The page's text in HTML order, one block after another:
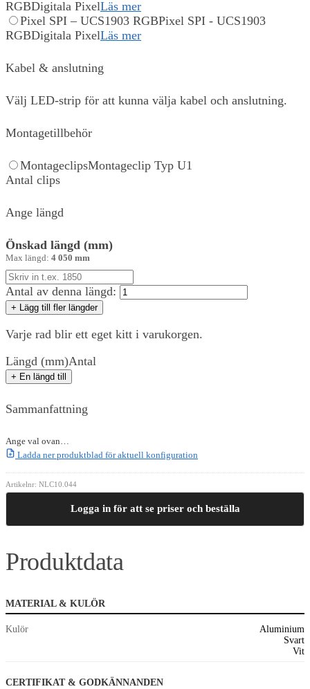
RGBDigitala PixelLäs mer
Pixel SPI – UCS1903 RGBPixel SPI - UCS1903
RGBDigitala PixelLäs mer
Kabel & anslutning
Välj LED-strip för att kunna välja kabel och anslutning.
Montagetillbehör
MontageclipsMontageclip Typ U1
Antal clips
Ange längd
Önskad längd (mm)
Max längd: 4 050 mm
Antal av denna längd:
+ Lägg till fler längder
Varje rad blir ett eget kitt i varukorgen.
Längd (mm)Antal
+ En längd till
Sammanfattning
Ange val ovan…
Ladda ner produktblad för aktuell konfiguration
Artikelnr: NLC10.044
Logga in för att se priser och beställa
Produktdata
MATERIAL & KULÖR
Kulör
Aluminium
Svart
Vit
CERTIFIKAT & GODKÄNNANDEN